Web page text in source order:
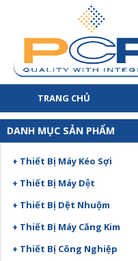
TRANG CHỦ
DANH MỤC SẢN PHẨM
+ Thiết Bị Máy Kéo Sợi
+ Thiết Bị Máy Dệt
+ Thiết Bị Dệt Nhuộm
+ Thiết Bị Máy Căng Kim
+ Thiết Bị Công Nghiệp